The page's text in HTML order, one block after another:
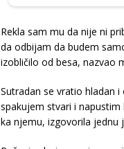
Rekla sam mu da nije ni
da odbijam da budem
izobličilo od besa, nazvao
Sutradan se vratio hladan
spakujem stvari i
ka njemu, izgovorila jednu